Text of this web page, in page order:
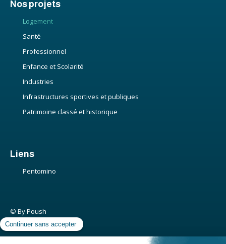
Nos projets
Logement
Santé
Professionnel
Enfance et Scolarité
Industries
Infrastructures sportives et publiques
Patrimoine classé et historique
Liens
Pentomino
© By Poush